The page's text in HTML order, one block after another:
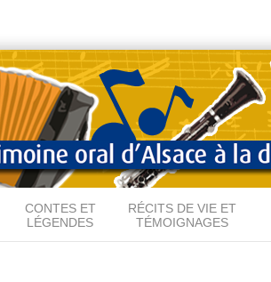
CONTES ET
LÉGENDES
RÉCITS DE VIE ET
TÉMOIGNAGES